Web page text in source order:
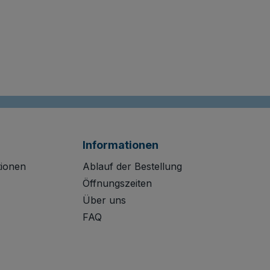
Informationen
Ablauf der Bestellung
Öffnungszeiten
Über uns
FAQ